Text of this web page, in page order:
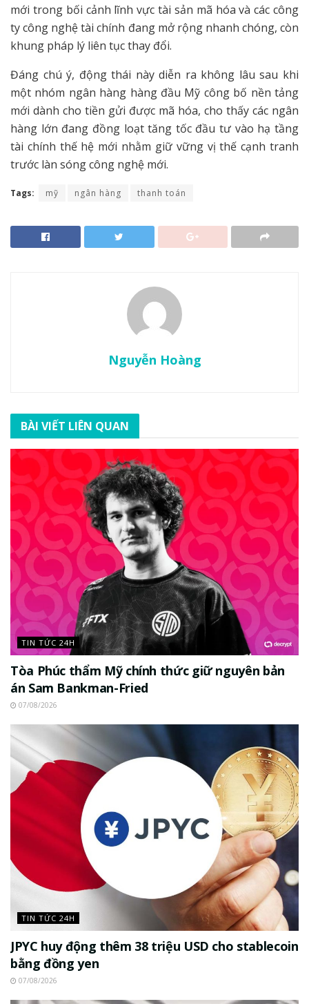
mới trong bối cảnh lĩnh vực tài sản mã hóa và các công
ty công nghệ tài chính đang mở rộng nhanh chóng, còn
khung pháp lý liên tục thay đổi.
Đáng chú ý, động thái này diễn ra không lâu sau khi
một nhóm ngân hàng hàng đầu Mỹ công bố nền tảng
mới dành cho tiền gửi được mã hóa, cho thấy các ngân
hàng lớn đang đồng loạt tăng tốc đầu tư vào hạ tầng
tài chính thế hệ mới nhằm giữ vững vị thế cạnh tranh
trước làn sóng công nghệ mới.
Tags: mỹ ngân hàng thanh toán
Nguyễn Hoàng
BÀI VIẾT LIÊN QUAN
TIN TỨC 24H
Tòa Phúc thẩm Mỹ chính thức giữ nguyên bản
án Sam Bankman-Fried
07/08/2026
TIN TỨC 24H
JPYC huy động thêm 38 triệu USD cho stablecoin
bằng đồng yen
07/08/2026